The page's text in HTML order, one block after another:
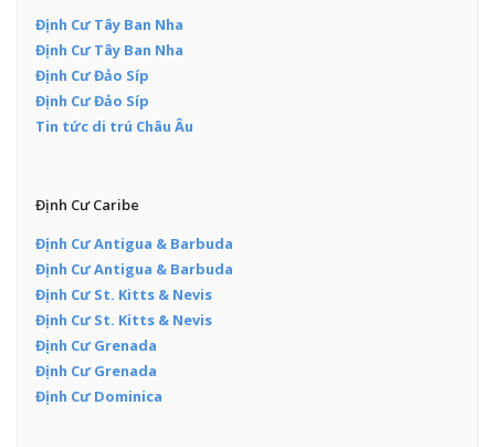
Định Cư Tây Ban Nha
Định Cư Tây Ban Nha
Định Cư Đảo Síp
Định Cư Đảo Síp
Tin tức di trú Châu Âu
Định Cư Caribe
Định Cư Antigua & Barbuda
Định Cư Antigua & Barbuda
Định Cư St. Kitts & Nevis
Định Cư St. Kitts & Nevis
Định Cư Grenada
Định Cư Grenada
Định Cư Dominica